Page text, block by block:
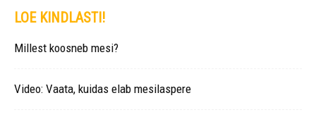
LOE KINDLASTI!
Millest koosneb mesi?
Video: Vaata, kuidas elab mesilaspere